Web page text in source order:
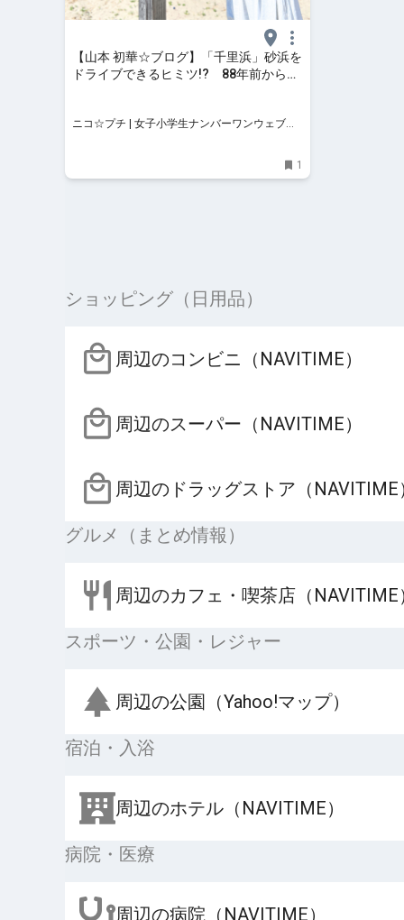
【山本 初華☆ブログ】「千里浜」砂浜を
ドライブできるヒミツ!? 88年前から続
ニコ☆プチ | 女子小学生ナンバーワンウェブマ
1
ショッピング（日用品）
周辺のコンビニ（NAVITIME）
周辺のスーパー（NAVITIME）
周辺のドラッグストア（NAVITIME
グルメ（まとめ情報）
周辺のカフェ・喫茶店（NAVITIME
スポーツ・公園・レジャー
周辺の公園（Yahoo!マップ）
宿泊・入浴
周辺のホテル（NAVITIME）
病院・医療
周辺の病院（NAVITIME）